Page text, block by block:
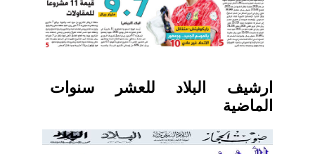
ارشيف البلاد للعشر سنوات
الماضية